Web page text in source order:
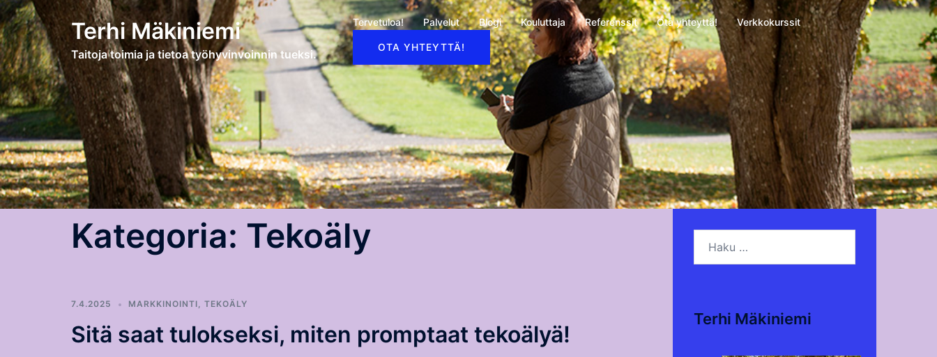
Skip
to
content
Terhi Mäkiniemi
Taitoja toimia ja tietoa työhyvinvoinnin tueksi.
Tervetuloa! Palvelut Blogi Kouluttaja Referenssit Ota yhteyttä! Verkkokurssit
OTA YHTEYTTÄ!
Kategoria: Tekoäly
7.4.2025 MARKKINOINTI, TEKOÄLY
Sitä saat tulokseksi, miten promptaat tekoälyä!
Terhi Mäkiniemi